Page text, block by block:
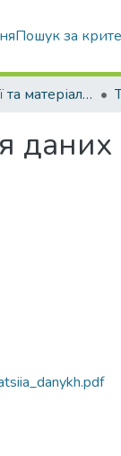
Пошук за
Конференції та матеріали конференцій